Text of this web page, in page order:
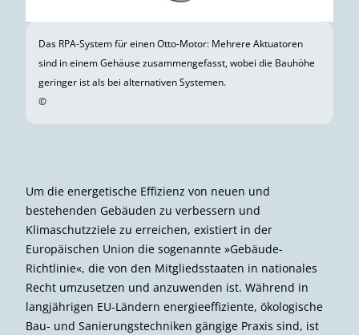
Das RPA-System für einen Otto-Motor: Mehrere Aktuatoren
sind in einem Gehäuse zusammengefasst, wobei die Bauhöhe
geringer ist als bei alternativen Systemen.
©
Um die energetische Effizienz von neuen und
bestehenden Gebäuden zu verbessern und
Klimaschutzziele zu erreichen, existiert in der
Europäischen Union die sogenannte »Gebäude-
Richtlinie«, die von den Mitgliedsstaaten in nationales
Recht umzusetzen und anzuwenden ist. Während in
langjährigen EU-Ländern energieeffiziente, ökologische
Bau- und Sanierungstechniken gängige Praxis sind, ist